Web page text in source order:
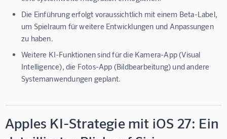
Die Einführung erfolgt voraussichtlich mit einem Beta-Label,
um Spielraum für weitere Entwicklungen und Anpassungen
zu haben.
Weitere KI-Funktionen sind für die Kamera-App (Visual
Intelligence), die Fotos-App (Bildbearbeitung) und andere
Systemanwendungen geplant.
Apples KI-Strategie mit iOS 27: Ein